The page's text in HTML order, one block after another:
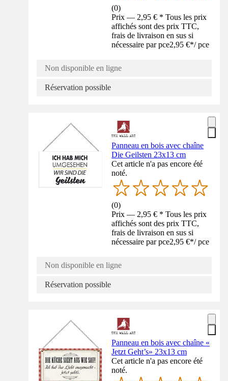
(0)
Prix — 2,95 € * Tous les prix
affichés sont des prix TTC,
frais de livraison en sus si
nécessaire par pce2,95 €*/ pce
Non disponible en ligne
Réservation possible
Panneau en bois avec chaîne
Die Geilsten 23x13 cm
Cet article n'a pas encore été
noté.
(0)
Prix — 2,95 € * Tous les prix
affichés sont des prix TTC,
frais de livraison en sus si
nécessaire par pce2,95 €*/ pce
Non disponible en ligne
Réservation possible
Panneau en bois avec chaîne «
Jetzt Geht’s» 23x13 cm
Cet article n'a pas encore été
noté.